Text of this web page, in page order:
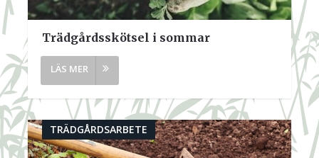
Trädgårdsskötsel i sommar
TRÄDGÅRDSARBETE